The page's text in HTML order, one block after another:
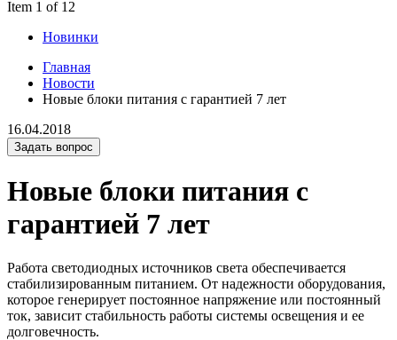
Item 1 of 12
Новинки
Главная
Новости
Новые блоки питания с гарантией 7 лет
16.04.2018
Задать вопрос
Новые блоки питания с
гарантией 7 лет
Работа светодиодных источников света обеспечивается
стабилизированным питанием. От надежности оборудования,
которое генерирует постоянное напряжение или постоянный
ток, зависит стабильность работы системы освещения и ее
долговечность.